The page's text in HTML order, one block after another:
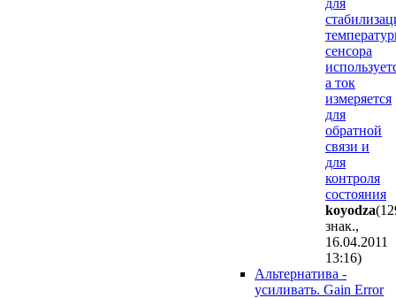
сенсора
а ток
измеряется
для
обратной
связи и
для
контроля
состояния
koyodza
знак.,
16.04.2011
13:16)
Альтернатива -
усиливать. Gain Error